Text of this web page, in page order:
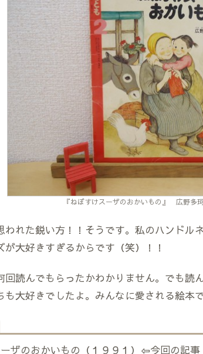
『ねぼすけスーザのおかいもの』 広野
われた鋭い方！！そうです。私のハンドル
が大好きすぎるからです（笑）！！
回読んでもらったかわかりません。でも読
も大好きでしたよ。みんなに愛される絵本
ザのおかいもの（１９９１）⇦今回の記事